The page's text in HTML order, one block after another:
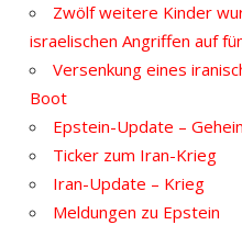
Zwölf weitere Kinder
israelischen Angriffen auf
Versenkung eines
Boot
Epstein-Update –
Ticker zum Iran-Krieg
Iran-Update – Krieg
Meldungen zu Epstein